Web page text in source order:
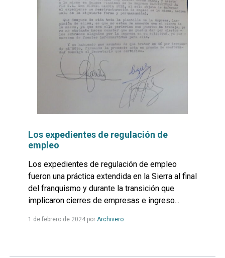
Los expedientes de regulación de
empleo
Los expedientes de regulación de empleo
fueron una práctica extendida en la Sierra al final
del franquismo y durante la transición que
implicaron cierres de empresas e ingreso...
1 de febrero de 2024por ArchiveroLeer